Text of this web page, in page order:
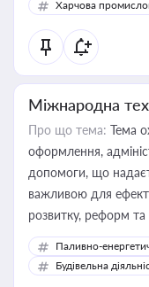
Харчова
Міжнародна
Про що тема: Тема
оформлення,
допомоги, що
важливою для
розвитку, реформ та
Паливно-
Будівельна